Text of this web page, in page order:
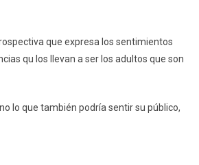
que expresa los sentimientos
qu los llevan a ser los adultos que son
lo que también podría sentir su público,